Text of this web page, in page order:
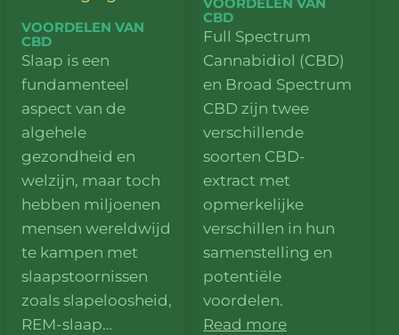
VOORDELEN VAN
CBD
Slaap is een
fundamenteel
aspect van de
algehele
gezondheid en
welzijn, maar toch
hebben miljoenen
mensen wereldwijd
te kampen met
slaapstoornissen
zoals slapeloosheid,
REM-slaap…
CBD
Full Spectrum
Cannabidiol (CBD)
en Broad Spectrum
CBD zijn twee
verschillende
soorten CBD-
extract met
opmerkelijke
verschillen in hun
samenstelling en
potentiële
voordelen.
Read more